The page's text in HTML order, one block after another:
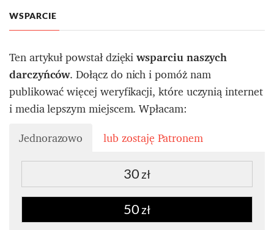
WSPARCIE
Ten artykuł powstał dziękiwsparciu naszych
darczyńców. Dołącz do nich i pomóż nam
publikować więcej weryfikacji, które uczynią internet
i media lepszym miejscem. Wpłacam:
Jednorazowo
lub zostaję Patronem
30 zł
50 zł